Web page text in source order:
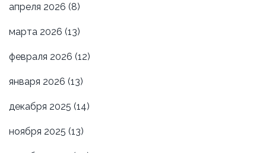
апреля 2026 (8)
марта 2026 (13)
февраля 2026 (12)
января 2026 (13)
декабря 2025 (14)
ноября 2025 (13)